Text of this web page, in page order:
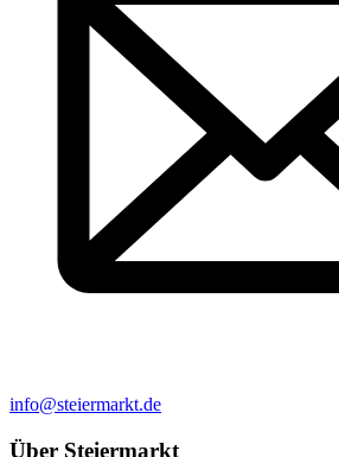
info@steiermarkt.de
Über Steiermarkt